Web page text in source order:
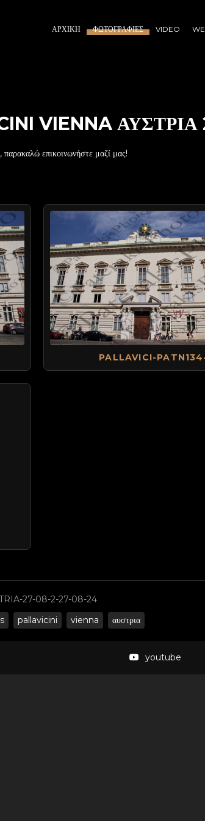
ΑΡΧΙΚΉ ΦΩΤΟΓΡΑΦΊΕΣ VIDEO
VIENNA
27-08-2-27-08-24
pallavicini vienna αυστρια
παρακαλώ επικοινωνήστε μαζί μας!
PALLAVICI-
youtube